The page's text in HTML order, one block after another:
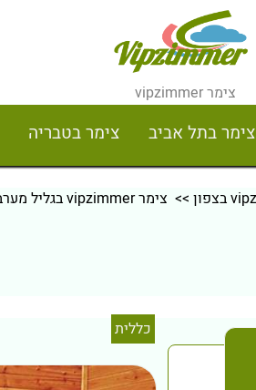
צימר vipzimmer
צימר בתל אביב צימר בטבריה
>> צימר vipzimmer בגליל מערבי
כללית